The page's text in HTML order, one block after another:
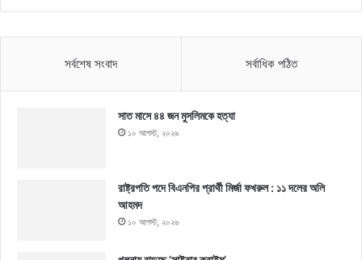
সর্বশেষ সংবাদ সর্বাধিক পঠিত
সাত মাসে ৪৪ জন মুসলিমকে হত্যা
১০ আগস্ট, ২০২৬
রাষ্ট্রপতি পদে বিএনপির প্রার্থী মির্জা ফখরুল : ১১ দলের অলি
আহমদ
১০ আগস্ট, ২০২৬